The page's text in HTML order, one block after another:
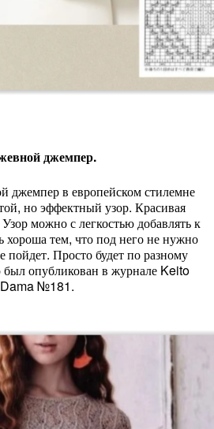
джемпер.
в европейском стилемне
но эффектный узор. Красивая
можно с легкостью добавлять к
хороша тем, что под него не нужно
пойдет. Просто будет по разному
был опубликован в журнале Keito
Dama №181.